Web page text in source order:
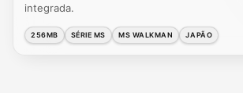
integrada.
256MB SÉRIE MS MS WALKMAN JAPÃO